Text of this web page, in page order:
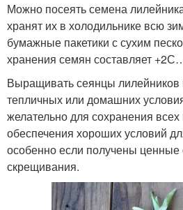
Можно посеять семена
хранят их в холодильнике всю
бумажные пакетики с сухим
хранения семян составляет
Выращивать сеянцы
тепличных или домашних
желательно для сохранения
обеспечения хороших условий
особенно если получены
скрещивания.